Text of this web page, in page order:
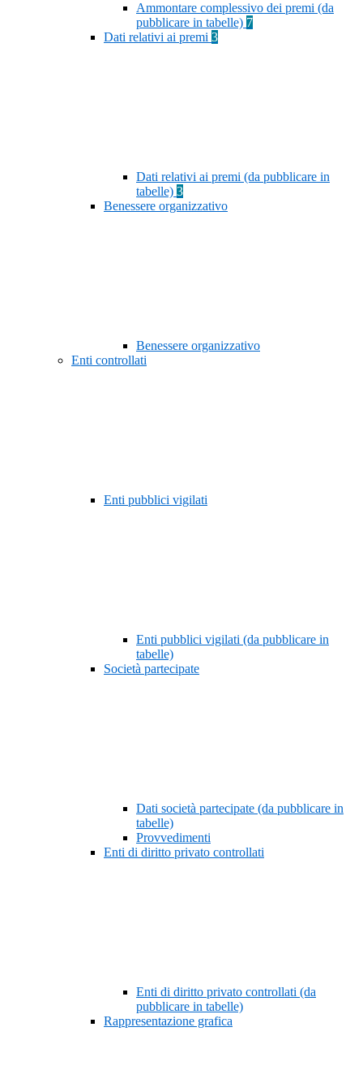
Ammontare complessivo dei premi (da
pubblicare in tabelle) 7
Dati relativi ai premi 3
Dati relativi ai premi (da pubblicare in
tabelle) 3
Benessere organizzativo
Benessere organizzativo
Enti controllati
Enti pubblici vigilati
Enti pubblici vigilati (da pubblicare in
tabelle)
Società partecipate
Dati società partecipate (da pubblicare in
tabelle)
Provvedimenti
Enti di diritto privato controllati
Enti di diritto privato controllati (da
pubblicare in tabelle)
Rappresentazione grafica